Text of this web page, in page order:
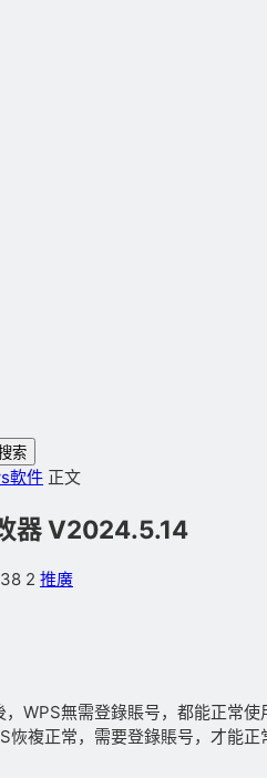
索
軟件 正文
器 V2024.5.14
2 推廣
WPS無需登錄賬号，都能正常使
恢複正常，需要登錄賬号，才能正